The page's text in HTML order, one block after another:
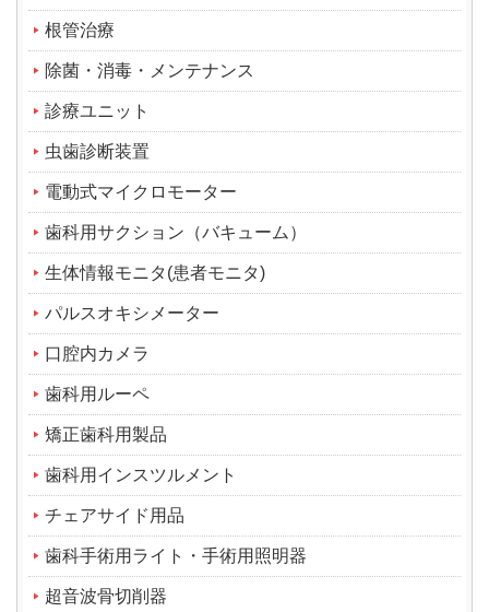
根管治療
除菌・消毒・メンテナンス
診療ユニット
虫歯診断装置
電動式マイクロモーター
歯科用サクション（バキューム）
生体情報モニタ(患者モニタ)
パルスオキシメーター
口腔内カメラ
歯科用ルーペ
矯正歯科用製品
歯科用インスツルメント
チェアサイド用品
歯科手術用ライト・手術用照明器
超音波骨切削器